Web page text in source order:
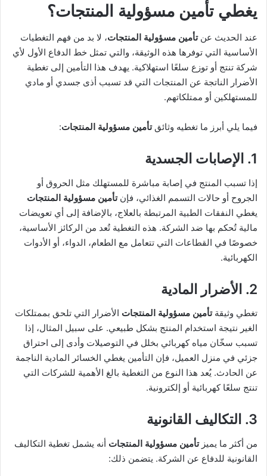
يغطي تأمين مسؤولية المنتجات؟
عند الحديث عنتأمين مسؤولية المنتجات، لا بد من فهم التغطيات
الأساسية التي توفرها هذه الوثيقة، والتي تمثل خط الدفاع الأول لأي
شركة تنتج أو توزع سلعًا استهلاكية. يهدف هذا التأمين إلى تغطية
الأضرار الناتجة عن المنتجات التي قد تسبب أذى جسدي أو مادي
للمستهلكين أو ممتلكاتهم.
فيما يلي أبرز ما تغطيه وثائقتأمين مسؤولية المنتجات:
1. الإصابات الجسدية
إذا تسبب المنتج في إصابة مباشرة للمستهلك مثل الحروق أو
الجروح أو حالات التسمم الغذائي، فإنتأمين مسؤولية المنتجات
يغطي النفقات الطبية المرتبطة بالعلاج، بالإضافة إلى أي تعويضات
مالية تُحكم بها ضد الشركة. هذه التغطية تُعد من الركائز الأساسية،
خصوصًا في القطاعات التي تتعامل مع الطعام، الدواء، أو الأدوات
الكهربائية.
2. الأضرار المادية
تغطي وثيقةتأمين مسؤولية المنتجات الأضرار التي تلحق بممتلكات
الغير نتيجة استخدام المنتج بشكل طبيعي. على سبيل المثال، إذا
تسبب سخّان مياه كهربائي بخلل في التوصيلات وأدى إلى احتراق
جزئي في منزل العميل، فإن التأمين يغطي الخسائر المادية الناجمة
عن الحادث. يُعد هذا النوع من التغطية بالغ الأهمية للشركات التي
تنتج سلعًا كهربائية أو إلكترونية.
3. التكاليف القانونية
من أكثر ما يميزتأمين مسؤولية المنتجات أنه يشمل تغطية التكاليف
القانونية للدفاع عن الشركة. يتضمن ذلك: